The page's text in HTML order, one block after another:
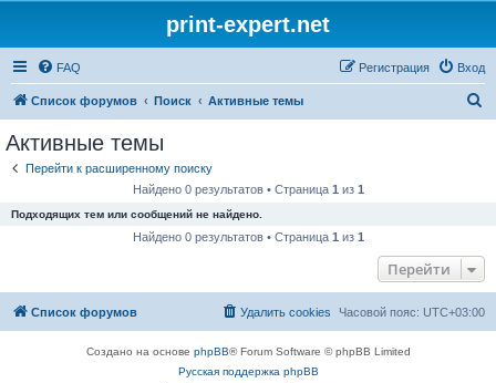
print-expert.net
FAQ Вход
Регистрация
Список форумов Поиск Активные темы
Активные темы
Перейти к расширенному поиску
Найдено 0 результатов • Страница 1 из 1
Подходящих тем или сообщений не найдено.
Найдено 0 результатов • Страница 1 из 1
Перейти
Список форумов Часовой пояс: UTC+03:00
Удалить cookies
Создано на основе phpBB® Forum Software © phpBB Limited
Русская поддержка phpBB